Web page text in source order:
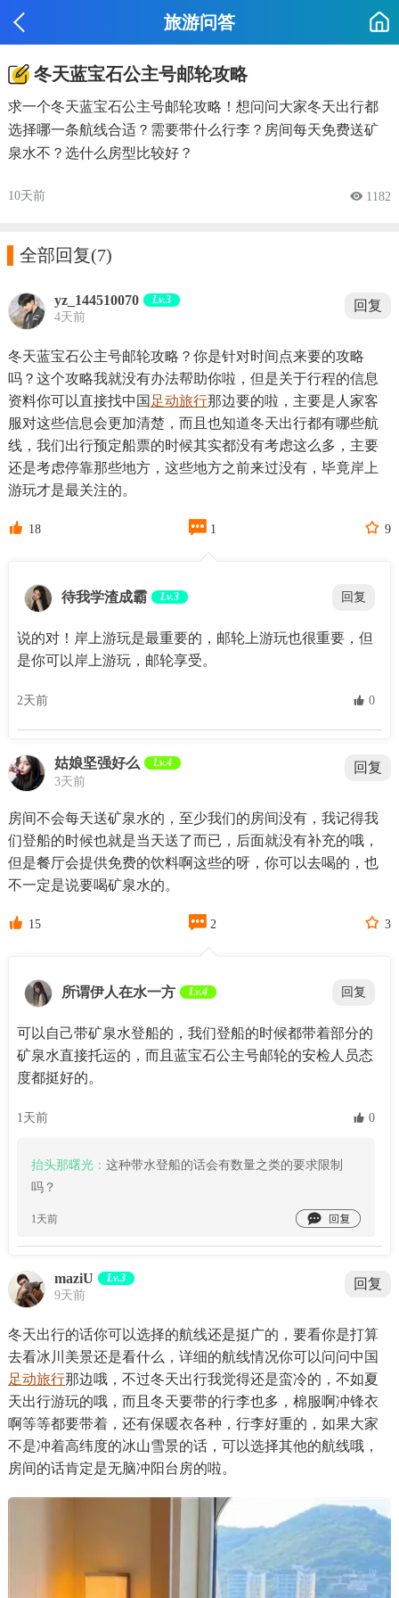
旅游问答
冬天蓝宝石公主号邮轮攻略
求一个冬天蓝宝石公主号邮轮攻略！想问问大家冬天出行都
选择哪一条航线合适？需要带什么行李？房间每天免费送矿
泉水不？选什么房型比较好？
10天前  1182
全部回复(7)
yz_144510070 Lv.3
4天前
回复
冬天蓝宝石公主号邮轮攻略？你是针对时间点来要的攻略
吗？这个攻略我就没有办法帮助你啦，但是关于行程的信息
资料你可以直接找中国 足动旅行那边要的啦，主要是人家客
服对这些信息会更加清楚，而且也知道冬天出行都有哪些航
线，我们出行预定船票的时候其实都没有考虑这么多，主要
还是考虑停靠那些地方，这些地方之前来过没有，毕竟岸上
游玩才是最关注的。
 18  1  9
待我学渣成霸 Lv.3 回复
说的对！岸上游玩是最重要的，邮轮上游玩也很重要，但
是你可以岸上游玩，邮轮享受。
2天前  0
姑娘坚强好么 Lv.4
3天前
回复
房间不会每天送矿泉水的，至少我们的房间没有，我记得我
们登船的时候也就是当天送了而已，后面就没有补充的哦，
但是餐厅会提供免费的饮料啊这些的呀，你可以去喝的，也
不一定是说要喝矿泉水的。
 15  2  3
所谓伊人在水一方 Lv.4 回复
可以自己带矿泉水登船的，我们登船的时候都带着部分的
矿泉水直接托运的，而且蓝宝石公主号邮轮的安检人员态
度都挺好的。
1天前  0
抬头那曙光： 这种带水登船的话会有数量之类的要求限制
吗？
1天前 
maziU Lv.3
9天前
回复
冬天出行的话你可以选择的航线还是挺广的，要看你是打算
去看冰川美景还是看什么，详细的航线情况你可以问问中国
足动旅行那边哦，不过冬天出行我觉得还是蛮冷的，不如夏
天出行游玩的哦，而且冬天要带的行李也多，棉服啊冲锋衣
啊等等都要带着，还有保暖衣各种，行李好重的，如果大家
不是冲着高纬度的冰山雪景的话，可以选择其他的航线哦，
房间的话肯定是无脑冲阳台房的啦。